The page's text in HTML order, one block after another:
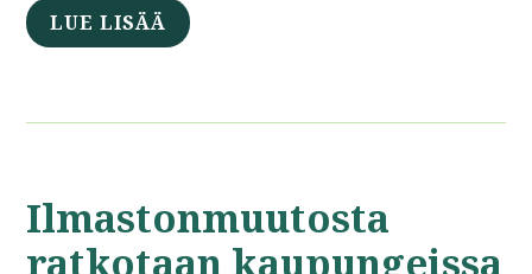
LUE LISÄÄ
Ilmastonmuutosta
ratkotaan kaupungeissa